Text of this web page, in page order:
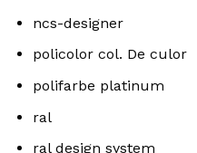
ncs-designer
policolor col. De culor
polifarbe platinum
ral
ral design system